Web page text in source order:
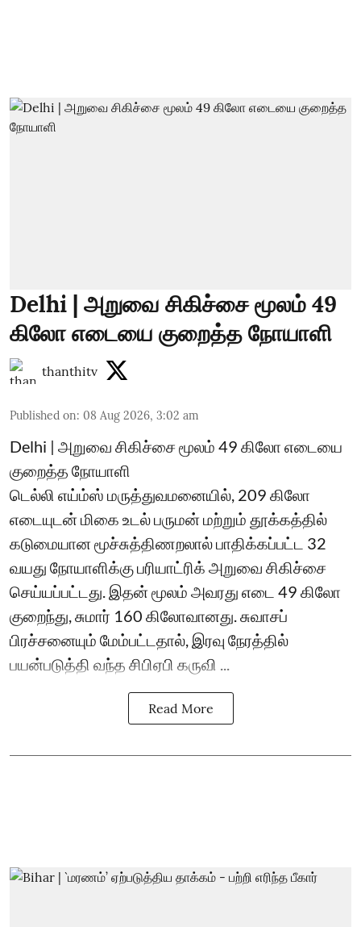
Delhi | அறுவை சிகிச்சை மூலம் 49
கிலோ எடையை குறைத்த நோயாளி
thanthitv
Published on: 08 Aug 2026, 3:02 am
Delhi | அறுவை சிகிச்சை மூலம் 49 கிலோ எடையை
குறைத்த நோயாளி
டெல்லி எய்ம்ஸ் மருத்துவமனையில், 209 கிலோ
எடையுடன் மிகை உடல் பருமன் மற்றும் தூக்கத்தில்
கடுமையான மூச்சுத்திணறலால் பாதிக்கப்பட்ட 32
வயது நோயாளிக்கு பரியாட்ரிக் அறுவை சிகிச்சை
செய்யப்பட்டது. இதன் மூலம் அவரது எடை 49 கிலோ
குறைந்து, சுமார் 160 கிலோவானது. சுவாசப்
பிரச்சனையும் மேம்பட்டதால், இரவு நேரத்தில்
பயன்படுத்தி வந்த சிபிஏபி கருவி ...
Read More